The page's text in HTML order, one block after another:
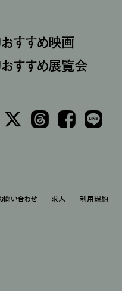
すすめ映画
すすめ展覧会
𝕏 Threads Facebook LINE
問い合わせ 求人 利用規約